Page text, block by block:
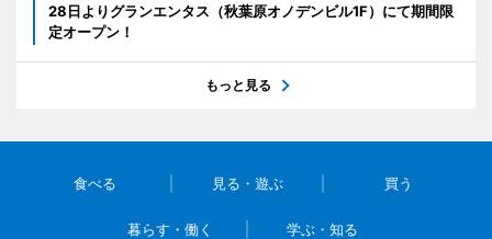
28日よりグランエンタス（秋葉原オノデンビル1F）にて期間限
定オープン！
もっと見る
食べる 見る・遊ぶ 買う
暮らす・働く 学ぶ・知る